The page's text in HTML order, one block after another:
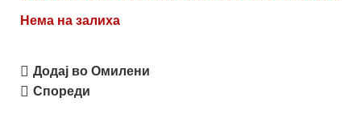
Нема на залиха
Додај во Омилени
Спореди